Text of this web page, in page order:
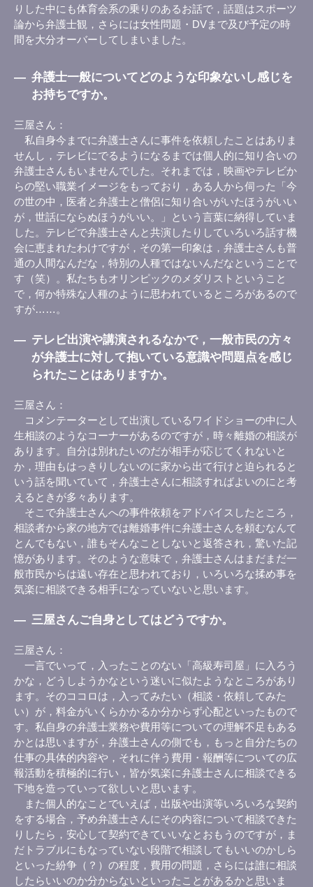
りした中にも体育会系の乗りのあるお話で，話題はスポーツ
論から弁護士観，さらには女性問題・DVまで及び予定の時
間を大分オーバーしてしまいました。
― 弁護士一般についてどのような印象ないし感じを
お持ちですか。
三屋さん
私自身今までに弁護士さんに事件を依頼したことはありま
せんし，テレビにでるようになるまでは個人的に知り合いの
弁護士さんもいませんでした。それまでは，映画やテレビか
らの堅い職業イメージをもっており，ある人から伺った「今
の世の中，医者と弁護士と僧侶に知り合いがいたほうがいい
が，世話にならぬほうがいい。」という言葉に納得していま
した。テレビで弁護士さんと共演したりしていろいろ話す機
会に恵まれたわけですが，その第一印象は，弁護士さんも普
通の人間なんだな，特別の人種ではないんだなということで
す（笑）。私たちもオリンピックのメダリストということ
で，何か特殊な人種のように思われているところがあるので
すが……。
― テレビ出演や講演されるなかで，一般市民の方々
が弁護士に対して抱いている意識や問題点を感じ
られたことはありますか。
三屋さん
コメンテーターとして出演しているワイドショーの中に人
生相談のようなコーナーがあるのですが，時々離婚の相談が
あります。自分は別れたいのだが相手が応じてくれないと
か，理由もはっきりしないのに家から出て行けと迫られると
いう話を聞いていて，弁護士さんに相談すればよいのにと考
えるときが多々あります。
そこで弁護士さんへの事件依頼をアドバイスしたところ，
相談者から家の地方では離婚事件に弁護士さんを頼むなんて
とんでもない，誰もそんなことしないと返答され，驚いた記
憶があります。そのような意味で，弁護士さんはまだまだ一
般市民からは遠い存在と思われており，いろいろな揉め事を
気楽に相談できる相手になっていないと思います。
― 三屋さんご自身としてはどうですか。
三屋さん
一言でいって，入ったことのない「高級寿司屋」に入ろう
かな，どうしようかなという迷いに似たようなところがあり
ます。そのココロは，入ってみたい（相談・依頼してみた
い）が，料金がいくらかかるか分からず心配といったもので
す。私自身の弁護士業務や費用等についての理解不足もある
かとは思いますが，弁護士さんの側でも，もっと自分たちの
仕事の具体的内容や，それに伴う費用・報酬等についての広
報活動を積極的に行い，皆が気楽に弁護士さんに相談できる
下地を造っていって欲しいと思います。
また個人的なことでいえば，出版や出演等いろいろな契約
をする場合，予め弁護士さんにその内容について相談できた
りしたら，安心して契約できていいなとおもうのですが，ま
だトラブルにもなっていない段階で相談してもいいのかしら
といった紛争（？）の程度，費用の問題，さらには誰に相談
したらいいのか分からないといったことがあるかと思いま